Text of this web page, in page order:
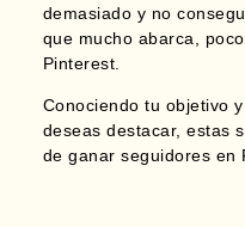
demasiado y no
que mucho abarca,
Pinterest.
Conociendo tu objetivo
deseas destacar, estas
de ganar seguidores en